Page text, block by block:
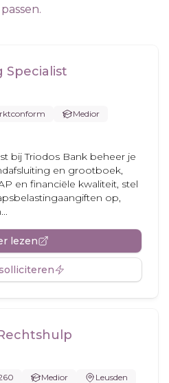
Medior
bij Triodos Bank beheer je
en grootboek,
en financiële kwaliteit, stel
op,
lezen
Medior Leusden